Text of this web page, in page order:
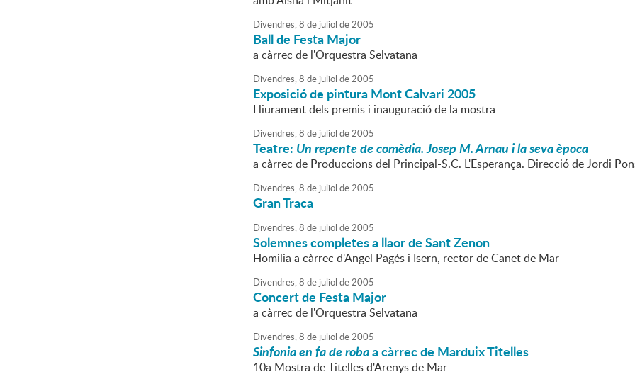
Divendres,8 de juliol de2005
Ball de Festa Major
a càrrec de l'Orquestra Selvatana
Divendres,8 de juliol de2005
Exposició de pintura Mont Calvari 2005
Lliurament dels premis i inauguració de la mostra
Divendres,8 de juliol de2005
Teatre: Un repente de comèdia. Josep M. Arnau i la seva època
a càrrec de Produccions del Principal-S.C. L'Esperança. Direcció de Jordi
Divendres,8 de juliol de2005
Gran Traca
Divendres,8 de juliol de2005
Solemnes completes a llaor de Sant Zenon
Homilia a càrrec d'Angel Pagés i Isern, rector de Canet de Mar
Divendres,8 de juliol de2005
Concert de Festa Major
a càrrec de l'Orquestra Selvatana
Divendres,8 de juliol de2005
Sinfonia en fa de robaa càrrec de Marduix Titelles
10a Mostra de Titelles d'Arenys de Mar